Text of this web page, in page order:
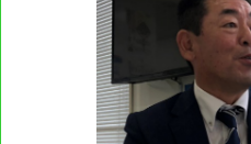
ICT関連
タイヤパンク補償
LEDヘッドライトバルブ